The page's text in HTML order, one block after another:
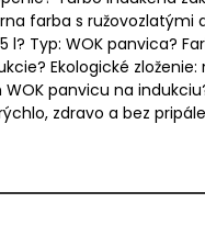
farba s ružovozlatými
Typ: WOK panvica?
Ekologické zloženie:
panvicu na
zdravo a bez